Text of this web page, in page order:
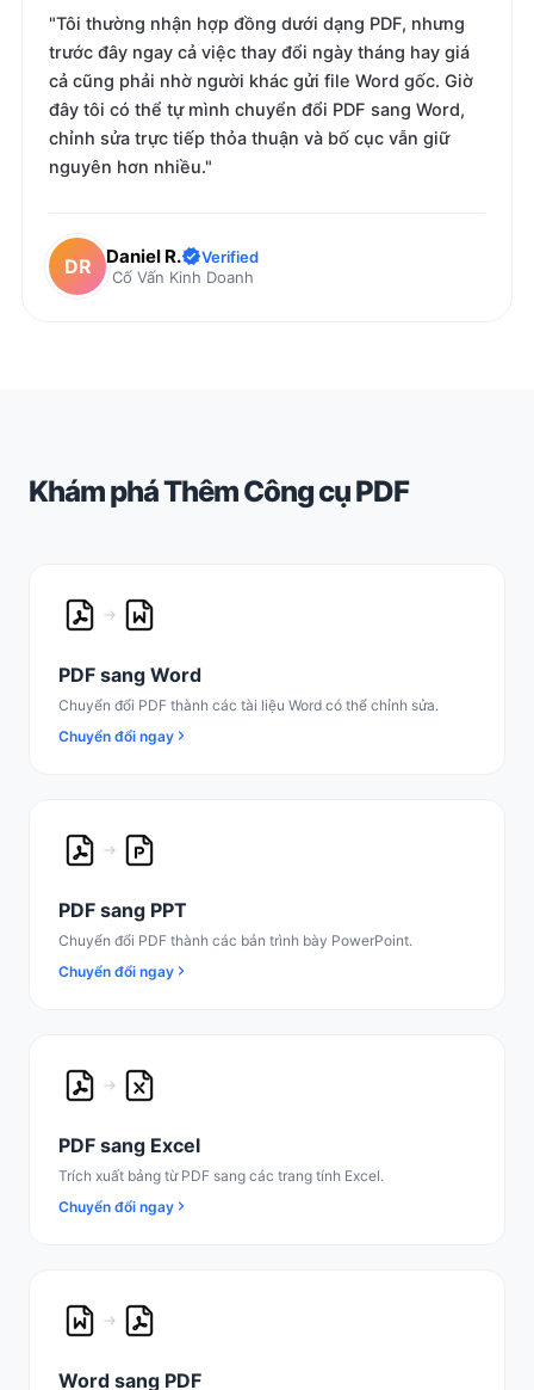
"Tôi thường nhận hợp đồng dưới dạng PDF, nhưng
trước đây ngay cả việc thay đổi ngày tháng hay giá
cả cũng phải nhờ người khác gửi file Word gốc. Giờ
đây tôi có thể tự mình chuyển đổi PDF sang Word,
chỉnh sửa trực tiếp thỏa thuận và bố cục vẫn giữ
nguyên hơn nhiều."
DR Daniel R.
Verified
Cố Vấn Kinh Doanh
Khám phá Thêm Công cụ PDF
PDF sang Word
Chuyển đổi PDF thành các tài liệu Word có thể chỉnh sửa.
Chuyển đổi ngay
PDF sang PPT
Chuyển đổi PDF thành các bản trình bày PowerPoint.
Chuyển đổi ngay
PDF sang Excel
Trích xuất bảng từ PDF sang các trang tính Excel.
Chuyển đổi ngay
Word sang PDF